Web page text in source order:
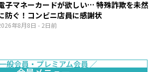
年8月8日 - 2日前
子マネーカードが欲しい… 特殊詐欺を未然
防ぐ！コンビニ店員に感謝状